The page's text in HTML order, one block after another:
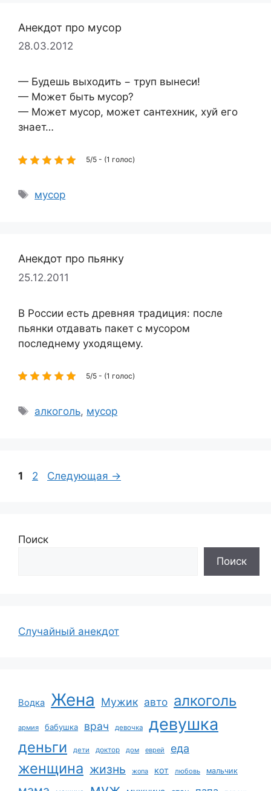
Анекдот про мусор
28.03.2012
— Будешь выходить − труп вынеси!
— Может быть мусор?
— Может мусор, может сантехник, хуй его
знает…
5/5 - (1 голос)
Метки
мусор
Анекдот про пьянку
25.12.2011
В России есть древняя традиция: после
пьянки отдавать пакет с мусором
последнему уходящему.
5/5 - (1 голос)
Метки
алкоголь, мусор
Страница
1 Страница
2 Следующая →
Поиск
Поиск
Случайный анекдот
Водка Жена Мужик авто алкоголь
армия бабушка врач девочка девушка
деньги дети доктор дом еврей еда
женщина жизнь жопа кот любовь мальчик